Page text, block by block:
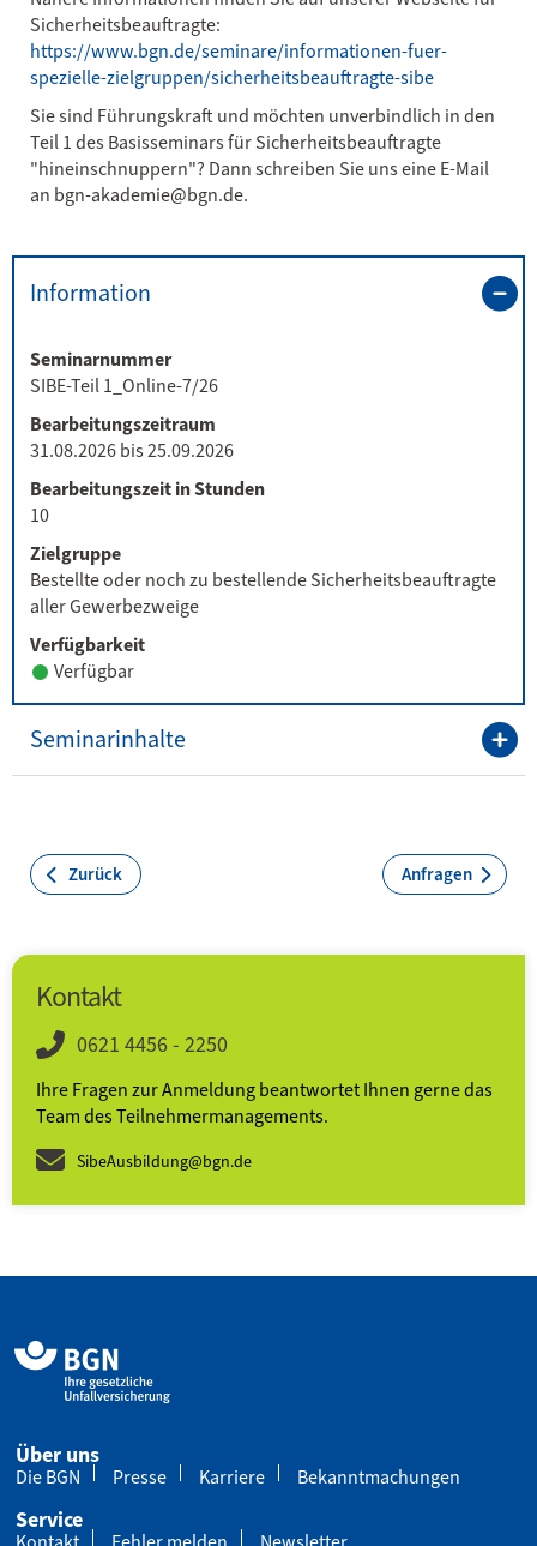
Sicherheitsbeauftragte:
https://www.bgn.de/seminare/informationen-fuer-
spezielle-zielgruppen/sicherheitsbeauftragte-sibe
Sie sind Führungskraft und möchten unverbindlich in den
Teil 1 des Basisseminars für Sicherheitsbeauftragte
"hineinschnuppern"? Dann schreiben Sie uns eine E-Mail
an bgn-akademie@bgn.de.
Information
Seminarnummer
SIBE-Teil 1_Online-7/26
Bearbeitungszeitraum
31.08.2026 bis 25.09.2026
Bearbeitungszeit in Stunden
10
Zielgruppe
Bestellte oder noch zu bestellende Sicherheitsbeauftragte
aller Gewerbezweige
Verfügbarkeit
Verfügbar
Seminarinhalte
Zurück Anfragen
Kontakt
0621 4456 - 2250
Ihre Fragen zur Anmeldung beantwortet Ihnen gerne das
Team des Teilnehmer­­manage­ments.
SibeAusbildung@bgn.de
Über uns
Die BGN Presse Karriere Bekanntmachungen
Service